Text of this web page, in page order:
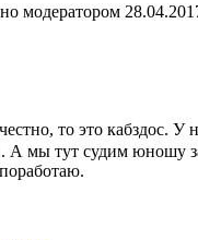
модератором
то это кабздос.
мы тут судим юношу